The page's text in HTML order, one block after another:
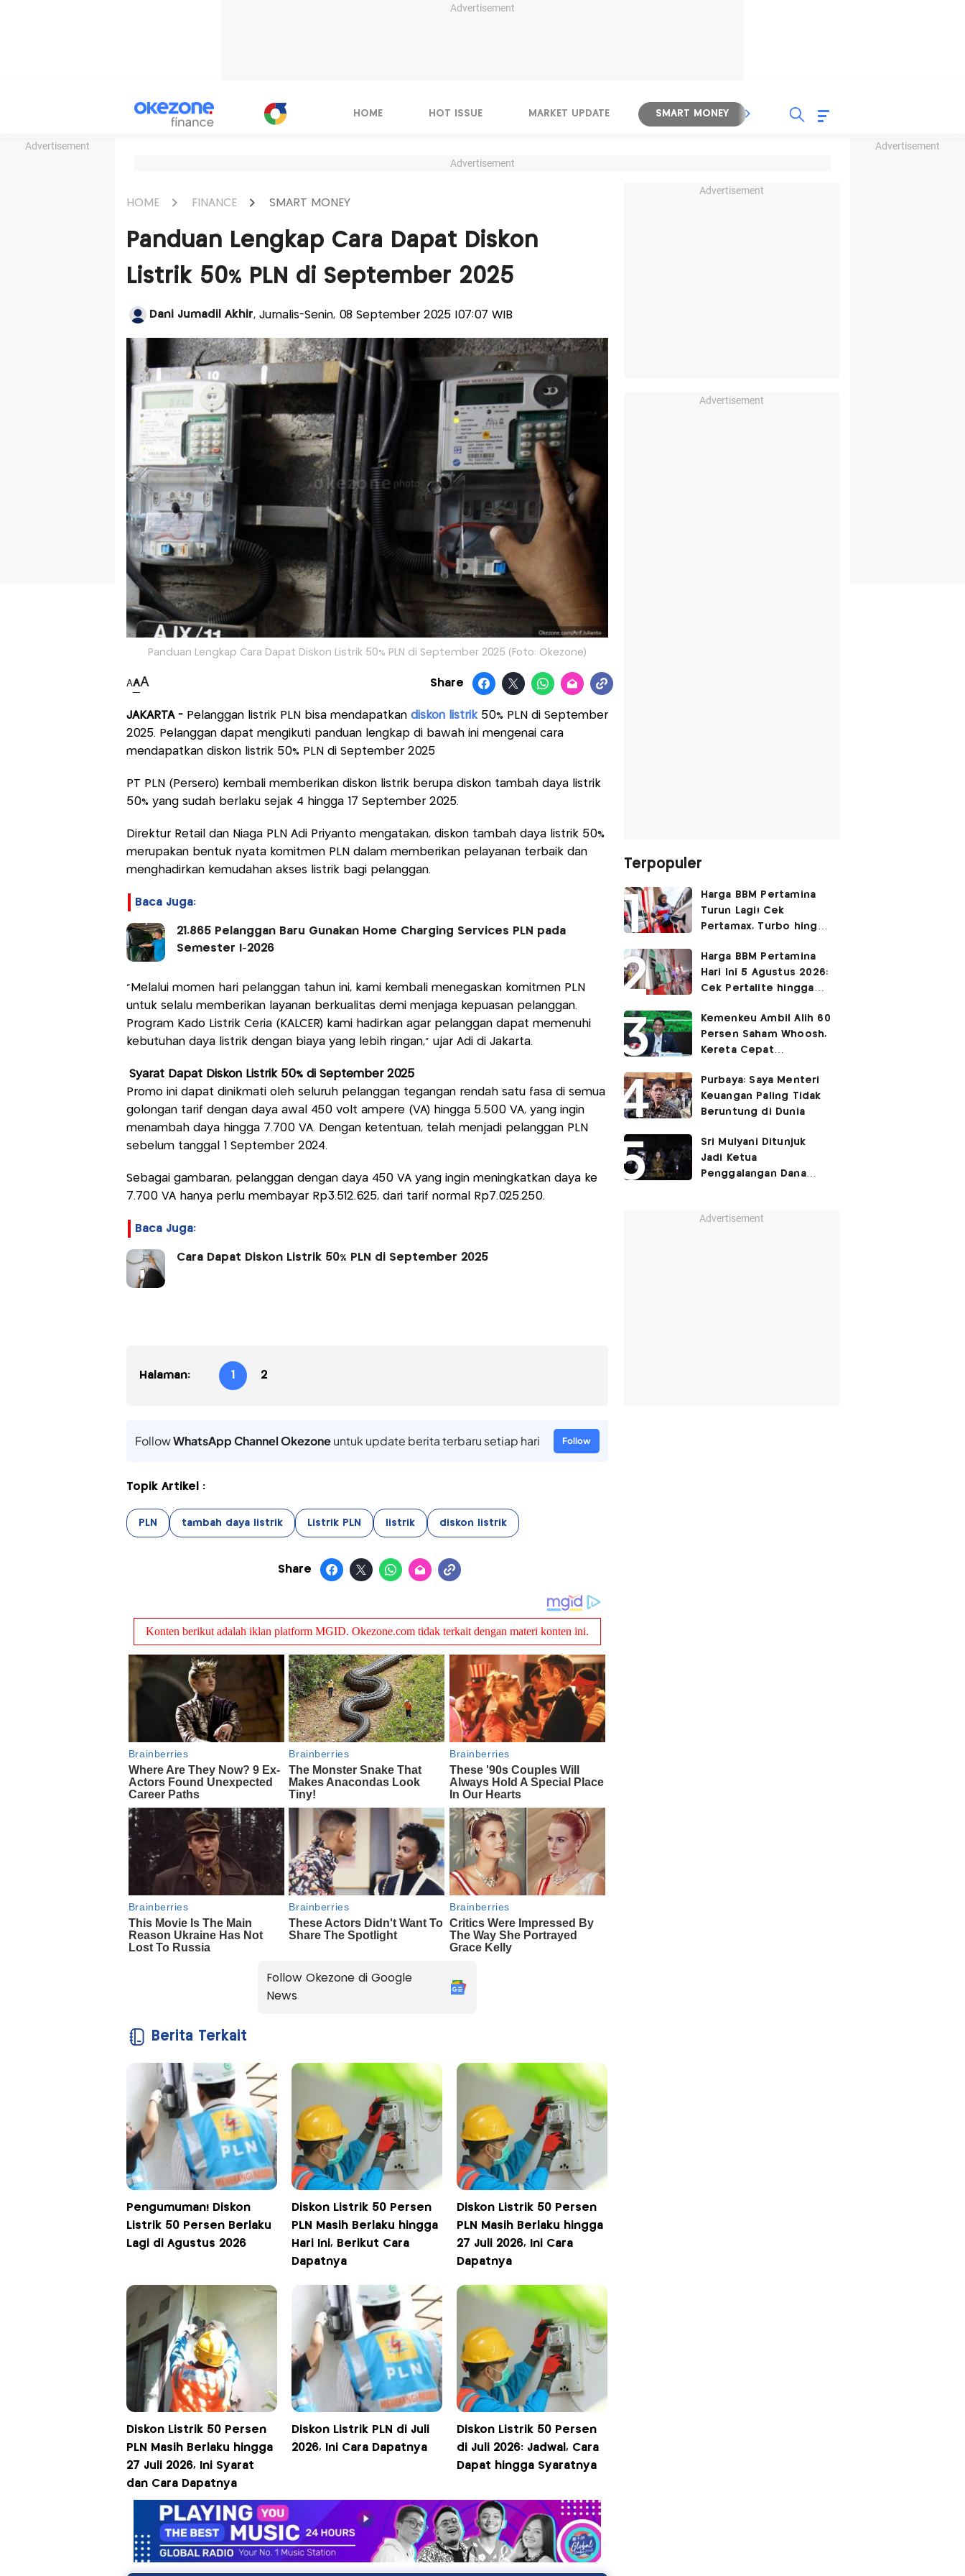
Advertisement
Advertisement Advertisement
HOME HOT ISSUE MARKET UPDATE SMART MONEY INSPIRASI BISNIS
Advertisement
HOME FINANCE SMART MONEY
Panduan Lengkap Cara Dapat Diskon
Listrik 50% PLN di September 2025
Dani Jumadil Akhir, Jurnalis-Senin, 08 September 2025 |07:07 WIB
Panduan Lengkap Cara Dapat Diskon Listrik 50% PLN di September 2025 (Foto: Okezone)
AAA Share
JAKARTA - Pelanggan listrik PLN bisa mendapatkan diskon listrik 50% PLN di September
2025. Pelanggan dapat mengikuti panduan lengkap di bawah ini mengenai cara
mendapatkan diskon listrik 50% PLN di September 2025
PT PLN (Persero) kembali memberikan diskon listrik berupa diskon tambah daya listrik
50% yang sudah berlaku sejak 4 hingga 17 September 2025.
Direktur Retail dan Niaga PLN Adi Priyanto mengatakan, diskon tambah daya listrik 50%
merupakan bentuk nyata komitmen PLN dalam memberikan pelayanan terbaik dan
menghadirkan kemudahan akses listrik bagi pelanggan.
Baca Juga:
21.865 Pelanggan Baru Gunakan Home Charging Services PLN pada
Semester I-2026
"Melalui momen hari pelanggan tahun ini, kami kembali menegaskan komitmen PLN
untuk selalu memberikan layanan berkualitas demi menjaga kepuasan pelanggan.
Program Kado Listrik Ceria (KALCER) kami hadirkan agar pelanggan dapat memenuhi
kebutuhan daya listrik dengan biaya yang lebih ringan,” ujar Adi di Jakarta.
Syarat Dapat Diskon Listrik 50% di September 2025
Promo ini dapat dinikmati oleh seluruh pelanggan tegangan rendah satu fasa di semua
golongan tarif dengan daya awal 450 volt ampere (VA) hingga 5.500 VA, yang ingin
menambah daya hingga 7.700 VA. Dengan ketentuan, telah menjadi pelanggan PLN
sebelum tanggal 1 September 2024.
Sebagai gambaran, pelanggan dengan daya 450 VA yang ingin meningkatkan daya ke
7.700 VA hanya perlu membayar Rp3.512.625, dari tarif normal Rp7.025.250.
Baca Juga:
Cara Dapat Diskon Listrik 50% PLN di September 2025
Halaman: 1 2
FollowWhatsApp Channel Okezoneuntuk update berita terbaru setiap hari Follow
Topik Artikel :
PLN tambah daya listrik Listrik PLN listrik diskon listrik
Share
Follow Okezone di Google
News
Berita Terkait
Pengumuman! Diskon
Listrik 50 Persen Berlaku
Lagi di Agustus 2026
Diskon Listrik 50 Persen
PLN Masih Berlaku hingga
Hari Ini, Berikut Cara
Dapatnya
Diskon Listrik 50 Persen
PLN Masih Berlaku hingga
27 Juli 2026, Ini Cara
Dapatnya
Diskon Listrik 50 Persen
PLN Masih Berlaku hingga
27 Juli 2026, Ini Syarat
dan Cara Dapatnya
Diskon Listrik PLN di Juli
2026, Ini Cara Dapatnya
Diskon Listrik 50 Persen
di Juli 2026: Jadwal, Cara
Dapat hingga Syaratnya
Advertisement
Advertisement
Terpopuler
Harga BBM Pertamina
Turun Lagi! Cek
Pertamax, Turbo hingga
Agustus 2026
Harga BBM Pertamina
Hari Ini 5 Agustus 2026:
Cek Pertalite hingga
Turun
Kemenkeu Ambil Alih 60
Persen Saham Whoosh,
Kereta Cepat
Surabaya
Purbaya: Saya Menteri
Keuangan Paling Tidak
Beruntung di Dunia
Sri Mulyani Ditunjuk
Jadi Ketua
Penggalangan Dana
Advertisement